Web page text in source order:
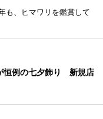
も、ヒマワリを鑑賞して
恒例の七夕飾り 新規店